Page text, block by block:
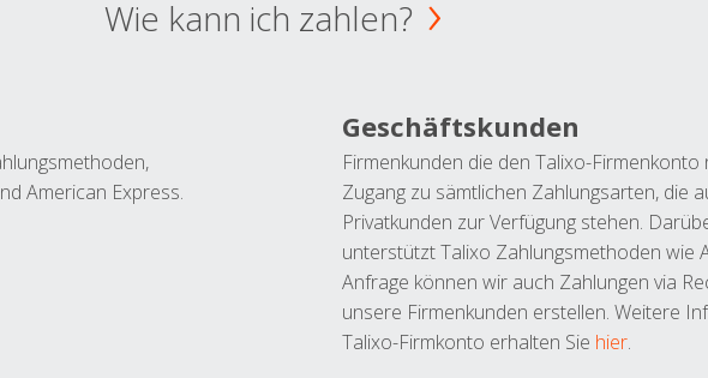
Wie kann ich zahlen?
American Express.
Geschäftskunden
Firmenkunden die den Talixo-Firmenkonto
Zugang zu sämtlichen Zahlungsarten, die
Privatkunden zur Verfügung stehen.
unterstützt Talixo Zahlungsmethoden wie
Anfrage können wir auch Zahlungen via
unsere Firmenkunden erstellen. Weitere
Talixo-Firmkonto erhalten Sie hier.